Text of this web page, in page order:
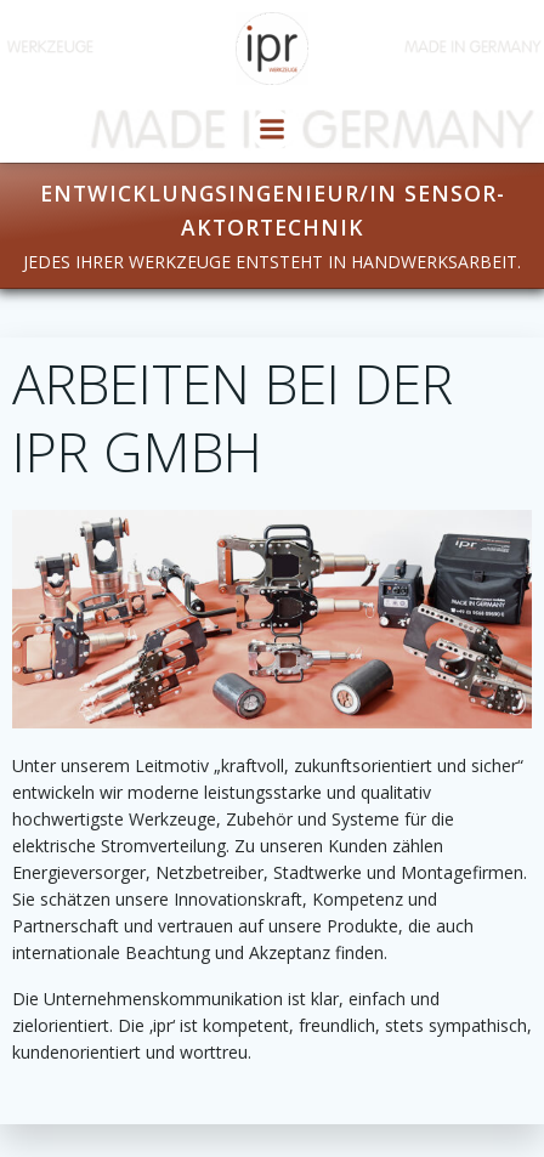
Inhalt
springen
ENTWICKLUNGSINGENIEUR/IN SENSOR-
AKTORTECHNIK
JEDES IHRER WERKZEUGE ENTSTEHT IN HANDWERKSARBEIT.
ARBEITEN BEI DER
IPR GMBH
Unter unserem Leitmotiv „kraftvoll, zukunftsorientiert und sicher“
entwickeln wir moderne leistungsstarke und qualitativ
hochwertigste Werkzeuge, Zubehör und Systeme für die
elektrische Stromverteilung. Zu unseren Kunden zählen
Energieversorger, Netzbetreiber, Stadtwerke und Montagefirmen.
Sie schätzen unsere Innovationskraft, Kompetenz und
Partnerschaft und vertrauen auf unsere Produkte, die auch
internationale Beachtung und Akzeptanz finden.
Die Unternehmenskommunikation ist klar, einfach und
zielorientiert. Die ‚ipr‘ ist kompetent, freundlich, stets sympathisch,
kundenorientiert und worttreu.